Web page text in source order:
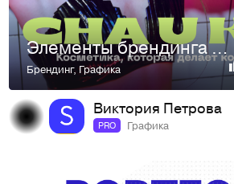
Элементы брендинга Cha U Kao
Брендинг,Графика
Виктория Петрова
PRO Графика